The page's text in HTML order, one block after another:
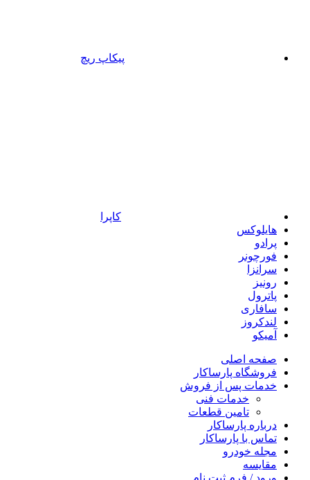
پیکاپ ریچ
کاپرا
هایلوکس
پرادو
فورچونر
سرانزا
رونیز
پاترول
سافاری
لندکروز
آمیکو
صفحه اصلی
فروشگاه پارساکار
خدمات پس از فروش
خدمات فنی
تامین قطعات
درباره پارساکار
تماس با پارساکار
مجله خودرو
مقایسه
ورود / فرم ثبت نام